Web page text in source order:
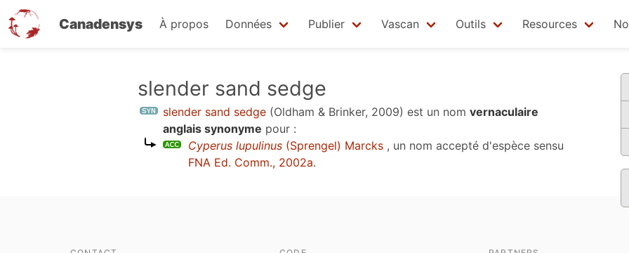
Canadensys À propos Données Publier Vascan Outils Resources
slender sand sedge
slender sand sedge (Oldham & Brinker, 2009) est un nom vernaculaire
anglais synonyme pour :
Cyperus lupulinus (Sprengel) Marcks , un nom accepté d'espèce sensu
FNA Ed. Comm., 2002a.